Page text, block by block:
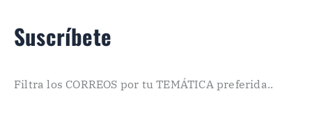
Suscríbete
Filtra los CORREOS por tu TEMÁTICA preferida..